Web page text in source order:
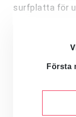
surfplatta för
Första